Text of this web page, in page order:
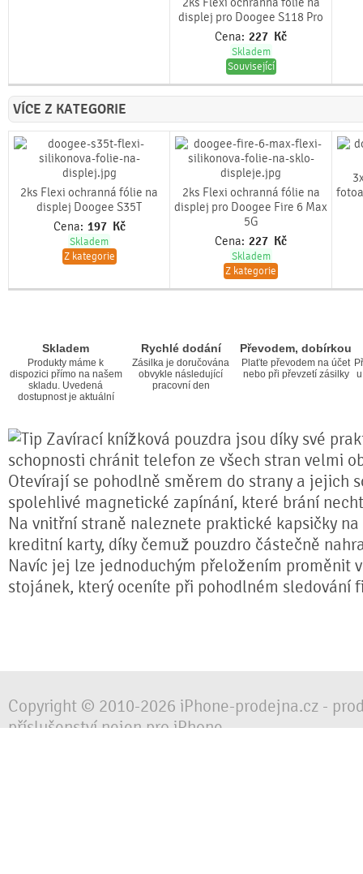
displej pro Doogee S118 Pro
Cena: 227 Kč
Skladem
Související
VÍCE Z KATEGORIE
2ks Flexi ochranná fólie na
displej Doogee S35T
Cena: 197 Kč
Skladem
Z kategorie
2ks Flexi ochranná fólie na
displej pro Doogee Fire 6 Max
5G
Cena: 227 Kč
Skladem
Z kategorie
Skladem
Produkty máme k
dispozici přímo na našem
skladu. Uvedená
dostupnost je aktuální
Rychlé dodání
Zásilka je doručována
obvykle následující
pracovní den
Převodem, dobírkou
Plaťte převodem na účet
nebo při převzetí zásilky
Zavírací knížková pouzdra jsou díky své
schopnosti chránit telefon ze všech stran velmi
Otevírají se pohodlně směrem do strany a jejich
spolehlivé magnetické zapínání, které brání
Na vnitřní straně naleznete praktické kapsičky na
kreditní karty, díky čemuž pouzdro částečně
Navíc jej lze jednoduchým přeložením proměnit
stojánek, který oceníte při pohodlném sledování
Copyright © 2010-2026 iPhone-prodejna.cz -
příslušenství nejen pro iPhone